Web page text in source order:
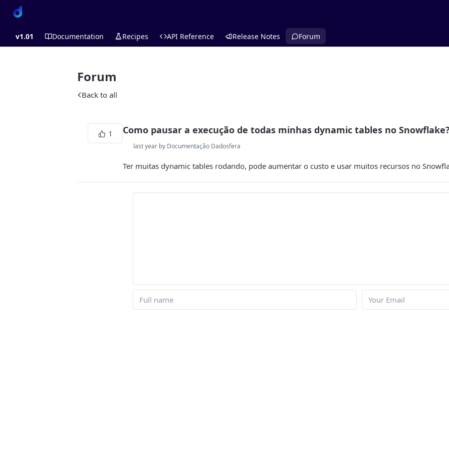
v1.01 Documentation Recipes API Reference Release Notes Forum
Forum
Back to all
1 Como pausar a execução de todas minhas dynamic tables no Snowflake?
last year by Documentação Dadosfera
Ter muitas dynamic tables rodando, pode aumentar o custo e usar muitos recursos no